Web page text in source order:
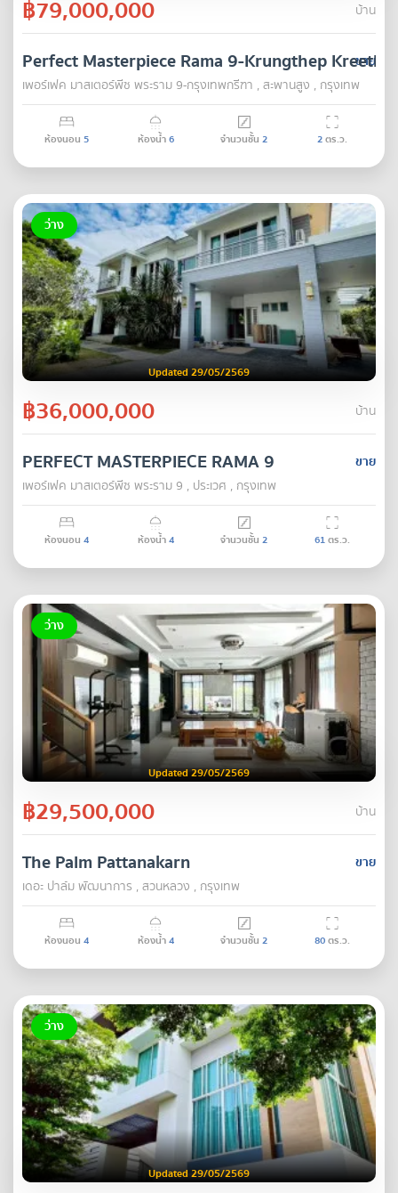
฿79,000,000 บ้าน
ขาย
Perfect Masterpiece Rama 9-Krungthep Kreetha
เพอร์เฟค มาสเตอร์พีซ พระราม 9-กรุงเทพกรีฑา , สะพานสูง , กรุงเทพ
ห้องนอน 5 ห้องน้ำ6 จำนวนชั้น 2 2ตร.ว.
ว่าง
Updated 29/05/2569
฿36,000,000 บ้าน
ขาย
PERFECT MASTERPIECE RAMA 9
เพอร์เฟค มาสเตอร์พีซ พระราม 9 , ประเวศ , กรุงเทพ
ห้องนอน 4 ห้องน้ำ4 จำนวนชั้น 2 61ตร.ว.
ว่าง
Updated 29/05/2569
฿29,500,000 บ้าน
ขาย
The Palm Pattanakarn
เดอะ ปาล์ม พัฒนาการ , สวนหลวง , กรุงเทพ
ห้องนอน 4 ห้องน้ำ4 จำนวนชั้น 2 80ตร.ว.
ว่าง
Updated 29/05/2569